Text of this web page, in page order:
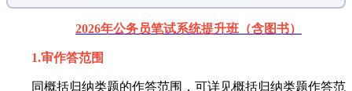
2026年公务员笔试系统提升班（含图书）
1.审作答范围
同概括归纳类题的作答范围，可详见概括归纳类题作答范